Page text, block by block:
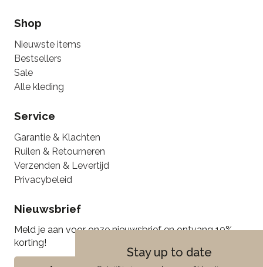
Stay up to date
Shop
Nieuwste items
Bestsellers
Sale
Alle kleding
Service
Garantie & Klachten
Ruilen & Retourneren
Verzenden & Levertijd
Privacybeleid
Nieuwsbrief
Meld je aan voor onze nieuwsbrief en ontvang 10%
korting!